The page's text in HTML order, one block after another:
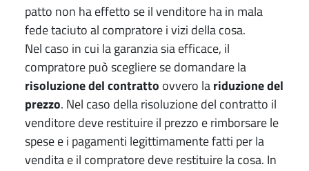
patto non ha effetto se il venditore ha in mala
fede taciuto al compratore i vizi della cosa.
Nel caso in cui la garanzia sia efficace, il
compratore può scegliere se domandare la
risoluzione del contratto ovvero lariduzione del
prezzo. Nel caso della risoluzione del contratto il
venditore deve restituire il prezzo e rimborsare le
spese e i pagamenti legittimamente fatti per la
vendita e il compratore deve restituire la cosa. In